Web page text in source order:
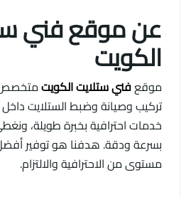
عن موقع فني
الكويت
موقعفني ستلايت الكويت
تركيب وصيانة وضبط الستلايت
خدمات احترافية بخبرة طويلة،
بسرعة ودقة. هدفنا هو توفير
مستوى من الاحترافية والالتزام.